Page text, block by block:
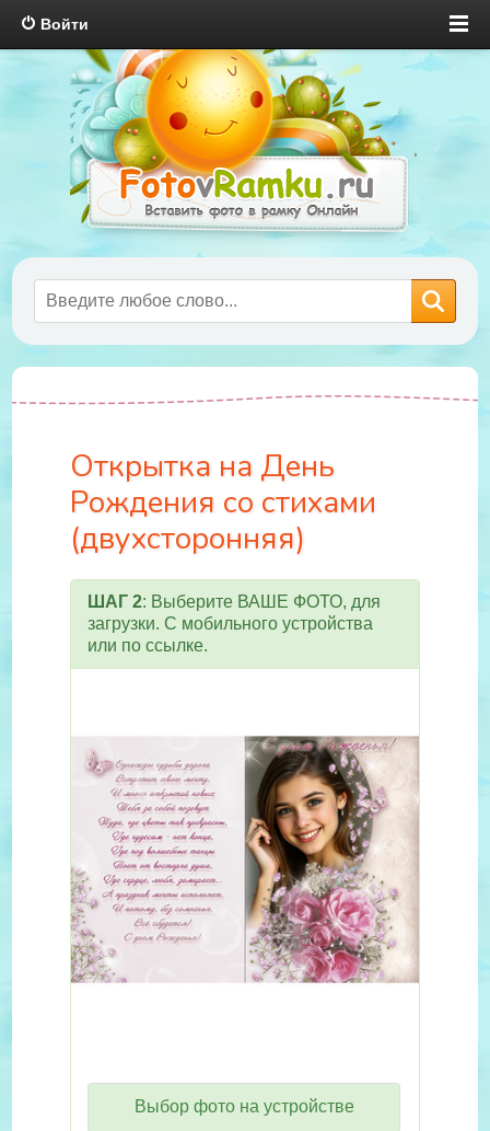
Войти
Открытка на День
Рождения со стихами
(двухсторонняя)
ШАГ 2: Выберите ВАШЕ ФОТО, для
загрузки. С мобильного устройства
или по ссылке.
Выбор фото на устройстве